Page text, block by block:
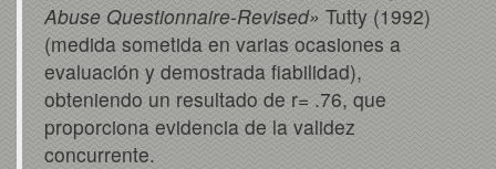
Abuse Questionnaire-Revised» Tutty (1992)
(medida sometida en varias ocasiones a
evaluación y demostrada fiabilidad),
obteniendo un resultado de r= .76, que
proporciona evidencia de la validez
concurrente.